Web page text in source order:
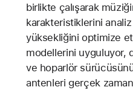
birlikte çalışarak
karakteristiklerini
yüksekliğini optimize
modellerini uyguluyor,
ve hoparlör
antenleri gerçek